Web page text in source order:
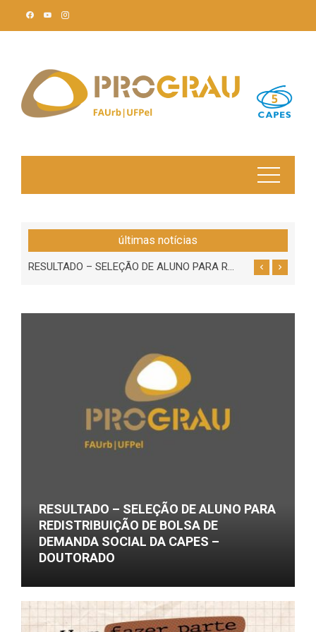
últimas notícias
RESULTADO – SELEÇÃO DE ALUNO PARA REDISTRIBUIÇÃO DE BOLSA DE DEMANDA SOCIAL DA CAPES – DOUTORADO
RESULTADO – SELEÇÃO DE ALUNO PARA
REDISTRIBUIÇÃO DE BOLSA DE
DEMANDA SOCIAL DA CAPES –
DOUTORADO